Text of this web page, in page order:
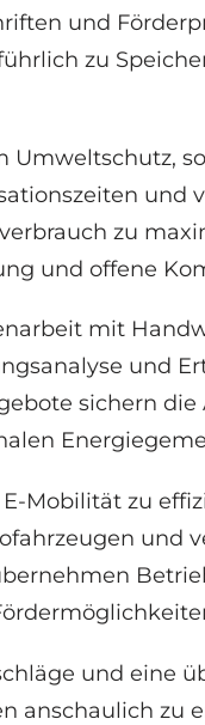
und
zu
und
zu
und offene
mit
und
sichern
Mobilität zu
und
und eine
anschaulich zu